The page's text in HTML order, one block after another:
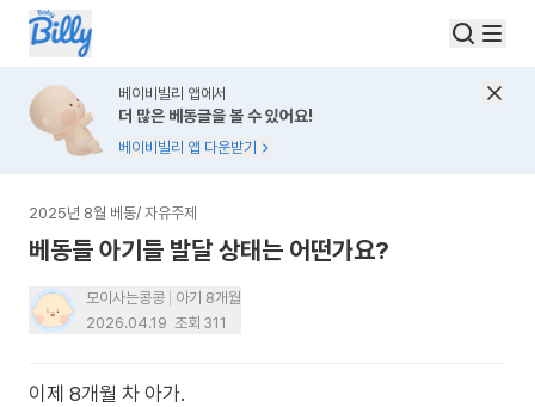
베이비빌리 앱에서
더 많은 베동글을 볼 수 있어요!
베이비빌리 앱 다운받기
2025년 8월 베동/ 자유주제
베동들 아기들 발달 상태는 어떤가요?
모이사는콩콩
아기 8개월
2026.04.19 조회 311
이제 8개월 차 아가.